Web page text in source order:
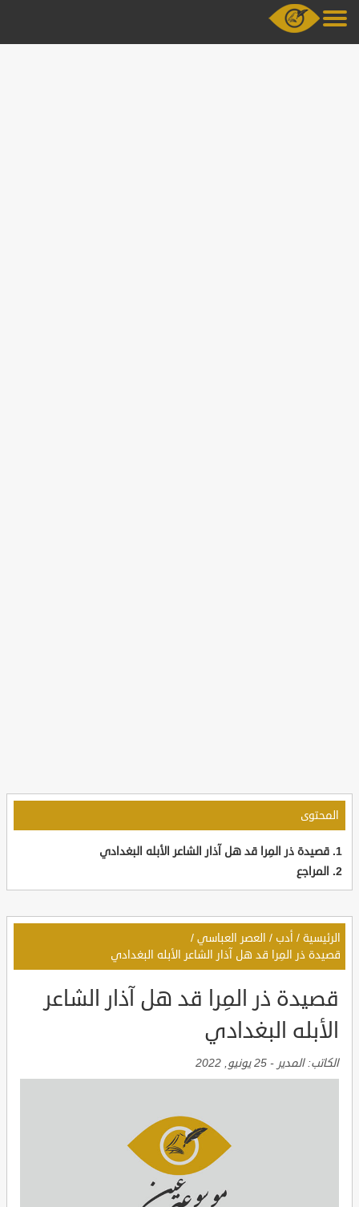
المحتوى
قصيدة ذر المِرا قد هل آذار الشاعر الأبله البغدادي
المراجع
الرئيسية / أدب / العصر العباسي /
قصيدة ذر المِرا قد هل آذار الشاعر الأبله البغدادي
قصيدة ذر المِرا قد هل آذار الشاعر
الأبله البغدادي
الكاتب:المدير - 25 يونيو, 2022